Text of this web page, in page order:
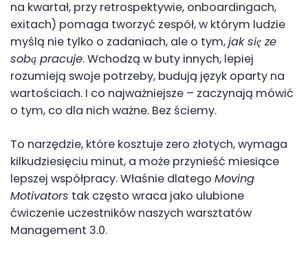
na kwartał, przy retrospektywie, onboardingach,
exitach) pomaga tworzyć zespół, w którym ludzie
myślą nie tylko o zadaniach, ale o tym, jak się ze
sobą pracuje. Wchodzą w buty innych, lepiej
rozumieją swoje potrzeby, budują język oparty na
wartościach. I co najważniejsze – zaczynają mówić
o tym, co dla nich ważne. Bez ściemy.
To narzędzie, które kosztuje zero złotych, wymaga
kilkudziesięciu minut, a może przynieść miesiące
lepszej współpracy. Właśnie dlatego Moving
Motivators tak często wraca jako ulubione
ćwiczenie uczestników naszych warsztatów
Management 3.0.